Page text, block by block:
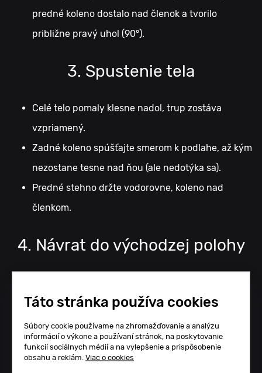
predné koleno dostalo nad členok a tvorilo
približne pravý uhol (90°).
3. Spustenie tela
Celé telo pomaly klesne nadol, trup zostáva
vzpriamený.
Zadné koleno spúšťajte smerom k podlahe, až kým
nezostane tesne nad ňou (ale nedotýka sa).
Predné stehno držte vodorovne, koleno nad
členkom.
4. Návrat do východzej polohy
pôvodnej polohy. prednej nohy sa vráťte do stoja.
Dbajte na to, aby sa koleno neposunulo pred
špičku chodidla.
Následne vymeňte nohy a zopakujte to isté na
Táto stránka používa cookies
Súbory cookie používame na zhromažďovanie a analýzu
informácií o výkone a používaní stránok, na poskytovanie
funkcií sociálnych médií a na vylepšenie a prispôsobenie
obsahu a reklám. Viac o cookies